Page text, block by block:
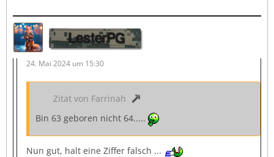
LesterPG
24. Mai 2024 um 15:30
Zitat von Farrinah
Bin 63 geboren nicht 64.....
Nun gut, halt eine Ziffer falsch ...